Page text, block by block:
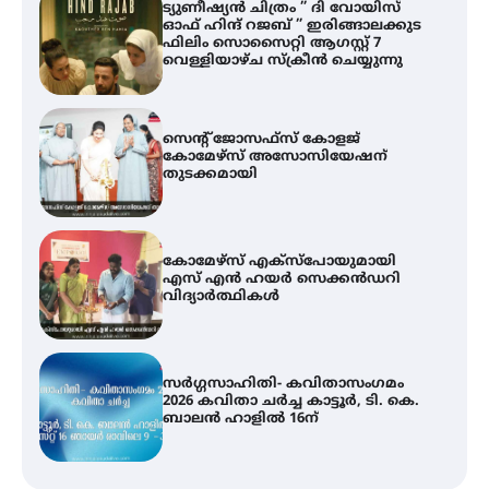
ട്യുണീഷ്യൻ ചിത്രം ” ദി വോയിസ്
ഓഫ് ഹിന്ദ് റജബ് ” ഇരിങ്ങാലക്കുട
ഫിലിം സൊസൈറ്റി ആഗസ്റ്റ് 7
വെള്ളിയാഴ്ച സ്‌ക്രീൻ ചെയ്യുന്നു
സെന്റ് ജോസഫ്സ് കോളജ്
കോമേഴ്‌സ് അസോസിയേഷന്
തുടക്കമായി
കോമേഴ്സ് എക്സ്പോയുമായി
എസ് എൻ ഹയർ സെക്കൻഡറി
വിദ്യാർത്ഥികൾ
സർഗ്ഗസാഹിതി- കവിതാസംഗമം
2026 കവിതാ ചർച്ച കാട്ടൂർ, ടി. കെ.
ബാലൻ ഹാളിൽ 16ന്